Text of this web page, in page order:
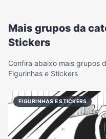
Mais grupos da
Stickers
Confira abaixo mais grupos
Figurinhas e Stickers
FIGURINHAS E STICKERS